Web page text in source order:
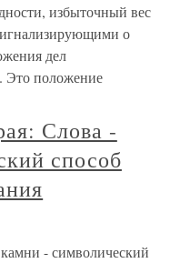
избыточный вес
о
дел
Это положение
Слова -
способ
- символический